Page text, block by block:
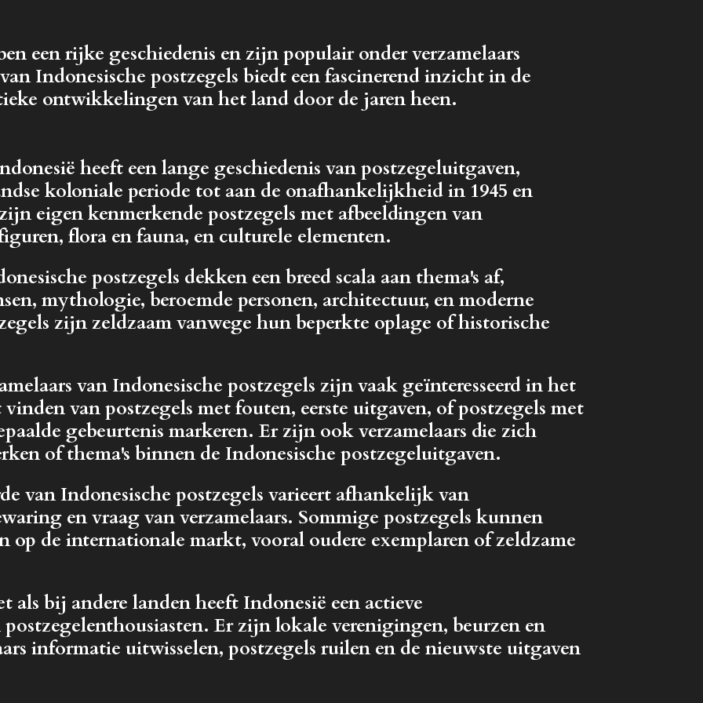
een rijke geschiedenis en zijn populair onder verzamelaars
Indonesische postzegels biedt een fascinerend inzicht in de
ontwikkelingen van het land door de jaren heen.
heeft een lange geschiedenis van postzegeluitgaven,
koloniale periode tot aan de onafhankelijkheid in 1945 en
eigen kenmerkende postzegels met afbeeldingen van
flora en fauna, en culturele elementen.
postzegels dekken een breed scala aan thema's af,
mythologie, beroemde personen, architectuur, en moderne
zijn zeldzaam vanwege hun beperkte oplage of historische
van Indonesische postzegels zijn vaak geïnteresseerd in het
van postzegels met fouten, eerste uitgaven, of postzegels met
gebeurtenis markeren. Er zijn ook verzamelaars die zich
of thema's binnen de Indonesische postzegeluitgaven.
van Indonesische postzegels varieert afhankelijk van
en vraag van verzamelaars. Sommige postzegels kunnen
op de internationale markt, vooral oudere exemplaren of zeldzame
als bij andere landen heeft Indonesië een actieve
postzegelenthousiasten. Er zijn lokale verenigingen, beurzen en
informatie uitwisselen, postzegels ruilen en de nieuwste uitgaven